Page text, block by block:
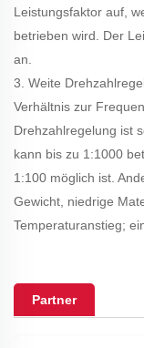
Leistungsfaktor auf,
betrieben wird. Der
an.
3. Weite
Verhältnis zur
Drehzahlregelung ist
kann bis zu 1:1000
1:100 möglich ist.
Gewicht, niedrige
Temperaturanstieg;
Partner